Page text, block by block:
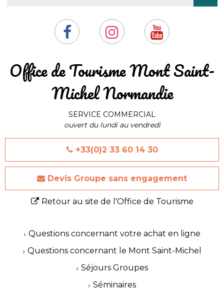
​Office de Tourisme Mont Saint-
Michel Normandie
SERVICE COMMERCIAL
ouvert du lundi au vendredi
+33(0)2 33 60 14 30
Devis Groupe sans engagement
Retour au site de l'Office de Tourisme
Questions concernant votre achat en ligne
Questions concernant le Mont Saint-Michel
Séjours Groupes
Séminaires